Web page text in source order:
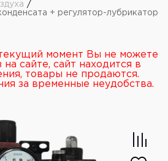
/
+ регулятор-лубрикатор
момент Вы не можете
сайте, сайт находится в
товары не продаются.
за временные неудобства.